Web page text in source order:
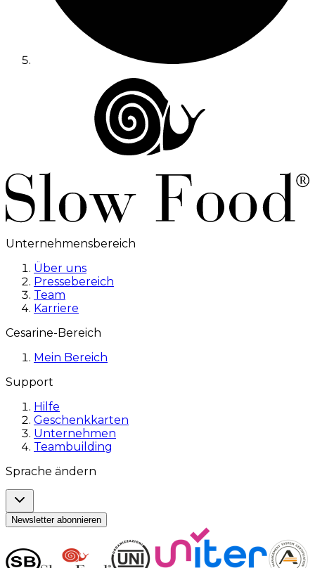
Unternehmensbereich
Über uns
Pressebereich
Team
Karriere
Cesarine-Bereich
Mein Bereich
Support
Hilfe
Geschenkkarten
Unternehmen
Teambuilding
Sprache ändern
Newsletter abonnieren